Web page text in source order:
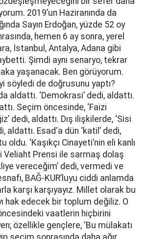
2019’un Haziranında da
Sayın Erdoğan, yüzde 52 oy
hemen 6 ay sonra, yerel
İstanbul, Antalya, Adana gibi
Şimdi aynı senaryo, tekrar
yaşanacak. Ben görüyorum.
söyledi de doğrusunu yaptı?
aldattı. ‘Demokrasi’ dedi, aldattı.
Seçim öncesinde, ‘Faizi
dedi, aldattı. Dış ilişkilerde, ‘Sisi
aldattı. Esad'a dün ‘katil’ dedi,
oldu. ‘Kaşıkçı Cinayeti’nin eli kanlı
Veliaht Prensi ile sarmaş dolaş
vereceğim’ dedi, vermedi ve
BAĞ-KUR’luyu ciddi anlamda
karşı karşıyayız. Millet olarak bu
hak edecek bir toplum değiliz. O
vaatlerin hiçbirini
özellikle gençlere, ‘Bu mülakatı
seçim sonrasında daha ağır